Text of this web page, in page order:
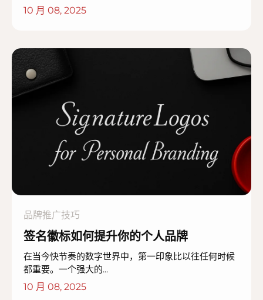
10 月 08, 2025
品牌推广技巧
签名徽标如何提升你的个人品牌
在当今快节奏的数字世界中，第一印象比以往任何时候
都重要。一个强大的...
10 月 08, 2025